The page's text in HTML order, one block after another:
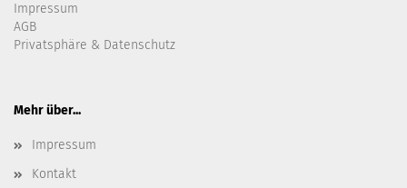
Impressum
AGB
Privatsphäre & Datenschutz
Mehr über...
Impressum
Kontakt